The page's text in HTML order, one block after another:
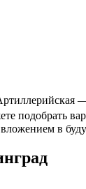
подобрать
в